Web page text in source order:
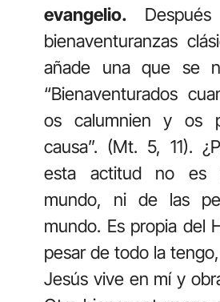
evangelio.
bienaventuranzas
añade una que se
“Bienaventurados
os calumnien y os
causa”. (Mt. 5, 11).
esta actitud no es
mundo, ni de las
mundo. Es propia del
pesar de todo la
Jesús vive en mí y